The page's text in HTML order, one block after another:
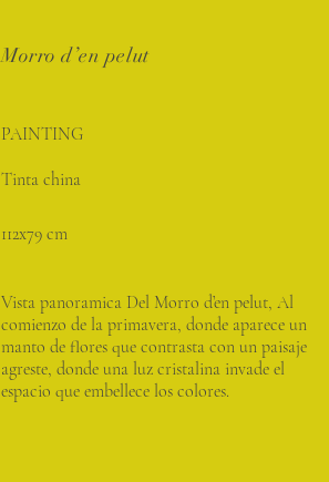
Morro d’en pelut
PAINTING
Tinta china
112x79 cm
Vista panoramica Del Morro d’en pelut, Al
comienzo de la primavera, donde aparece un
manto de flores que contrasta con un paisaje
agreste, donde una luz cristalina invade el
espacio que embellece los colores.